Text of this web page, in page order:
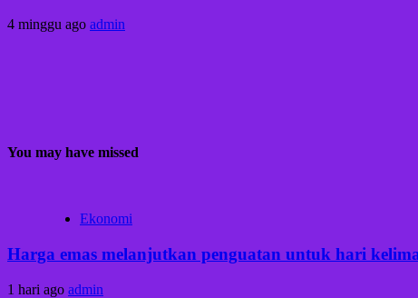
4 minggu ago admin
You may have missed
Ekonomi
Harga emas melanjutkan penguatan untuk hari
1 hari ago admin